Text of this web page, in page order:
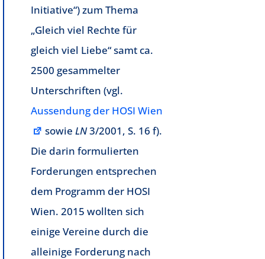
Initiative“) zum Thema
„Gleich viel Rechte für
gleich viel Liebe“ samt ca.
2500 gesammelter
Unterschriften (vgl.
Aussendung der HOSI Wien
sowieLN3/2001, S. 16 f).
Die darin formulierten
Forderungen entsprechen
dem Programm der HOSI
Wien. 2015 wollten sich
einige Vereine durch die
alleinige Forderung nach